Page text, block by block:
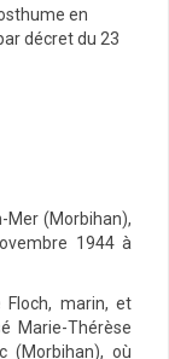
en
décret du 23
Mer (Morbihan),
1944 à
Floch, marin, et
Marie-Thérèse
(Morbihan), où